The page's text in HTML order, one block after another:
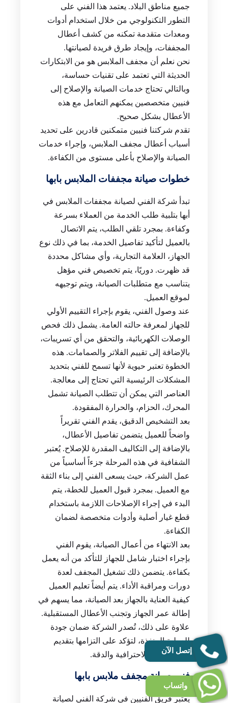
جميع مناطق البلاد. يعتمد هذا الفني على
التطور التكنولوجي من خلال استخدام أدوات
ومعدات متقدمة تمكنه من كشف أعطال
المجففات، وإيجاد طرق فريدة لصيانتها.
نحن نعلم أن مجفف الملابس هو من الابتكارات
الحديثة التي تعتمد على تقنيات حساسة،
وبالتالي تحتاج خدمات الصيانة والإصلاح إلى
فنيين متخصصين يمكنهم التعامل مع هذه
الأعطال بشكل صحيح.
تقدم شركتنا فنيين متمكنين قادرين على تحديد
أسباب أعطال مجفف الملابس، وإجراء خدمات
الصيانة والإصلاح بأعلى مستوى من الكفاءة.
خطوات صيانة مجففات الملابس بابها
تبدأ شركة الفني لصيانة مجففات الملابس في
أبها بتلبية طلب الخدمة من العملاء بسرعة
وكفاءة. بمجرد تلقي الطلب، يتم الاتصال
بالعميل لتأكيد تفاصيل الخدمة، بما في ذلك نوع
الجهاز، العلامة التجارية، وأي مشاكل محددة
قد ظهرت. دوريًا، يتم تخصيص فني مؤهل
يتناسب مع متطلبات الصيانة، ويتم توجيهه
لموقع العميل.
عند وصول الفني، يقوم بإجراء التقييم الأولي
للجهاز لمعرفة حالته العامة. يشمل ذلك فحص
الوصلات الكهربائية، والتحقق من أي تسريبات،
بالإضافة إلى تقييم الفلاتر والصمامات. هذه
الخطوة تعتبر حيوية لأنها تسمح للفني بتحديد
المشكلات الرئيسية التي تحتاج إلى معالجة.
العناصر التي يمكن أن تتطلب الصيانة تشمل
المحرك، الحزام، والحرارة المفقودة.
بعد التشخيص الدقيق، يقدم الفني تقريراً
واضحاً للعميل يتضمن تفاصيل الأعطال،
بالإضافة إلى التكاليف المقدرة للإصلاح. يُعتبر
الشفافية في هذه المرحلة جزءاً أساسياً من
عمل الشركة، حيث يسعى الفني إلى بناء الثقة
مع العميل. بمجرد قبول العميل للخطة، يتم
البدء في إجراء الإصلاحات اللازمة باستخدام
قطع غيار أصلية وأدوات متخصصة لضمان
الكفاءة.
بعد الانتهاء من أعمال الصيانة، يقوم الفني
بإجراء اختبار شامل للجهاز للتأكد من أنه يعمل
بكفاءة. يتضمن ذلك تشغيل المجفف لعدة
دورات ومراقبة الأداء. يتم أيضاً تعليم العميل
كيفية العناية بالجهاز بعد الصيانة، مما يسهم في
إطالة عمر الجهاز وتجنب الأعطال المستقبلية.
علاوة على ذلك، تُصدر الشركة ضمان جودة
للعملية المنفذة، لتؤكد على التزامها بتقديم
خدمة تتسم بالاحترافية والدقة.
فني صيانة مجفف ملابس بابها
يعتبر فريق الفنيين في شركة الفني لصيانة
إتصل الآن
واتساب